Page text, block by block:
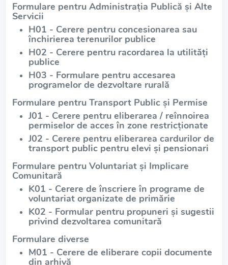
Formulare pentru Administrația Publică și Alte
Servicii
H01 - Cerere pentru concesionarea sau
închirierea terenurilor publice
H02 - Cerere pentru racordarea la utilități
publice
H03 - Formulare pentru accesarea
programelor de dezvoltare rurală
Formulare pentru Transport Public și Permise
J01 - Cerere pentru eliberarea / reînnoirea
permiselor de acces în zone restricționate
J02 - Cerere pentru eliberarea cardurilor de
transport public pentru elevi și pensionari
Formulare pentru Voluntariat și Implicare
Comunitară
K01 - Cerere de înscriere în programe de
voluntariat organizate de primărie
K02 - Formular pentru propuneri și sugestii
privind dezvoltarea comunitară
Formulare diverse
M01 - Cerere de eliberare copii documente
din arhivă